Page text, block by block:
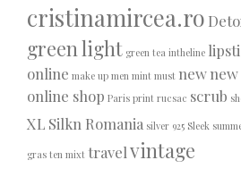
cristinamircea.ro
green light green tea intheline
online make up men mint must new
online shop Paris print rucsac scrub
XL Silkn Romania silver 925 Sleek
gras ten mixt travelvintage